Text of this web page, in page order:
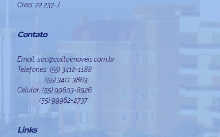
Creci: 22.237-J
Contato
Email: sac@cattoimoveis.com.br
Telefones: (55) 3412-1188
(55) 3411-3863
Celular: (55) 99603-8926
(55) 99962-2737
Links